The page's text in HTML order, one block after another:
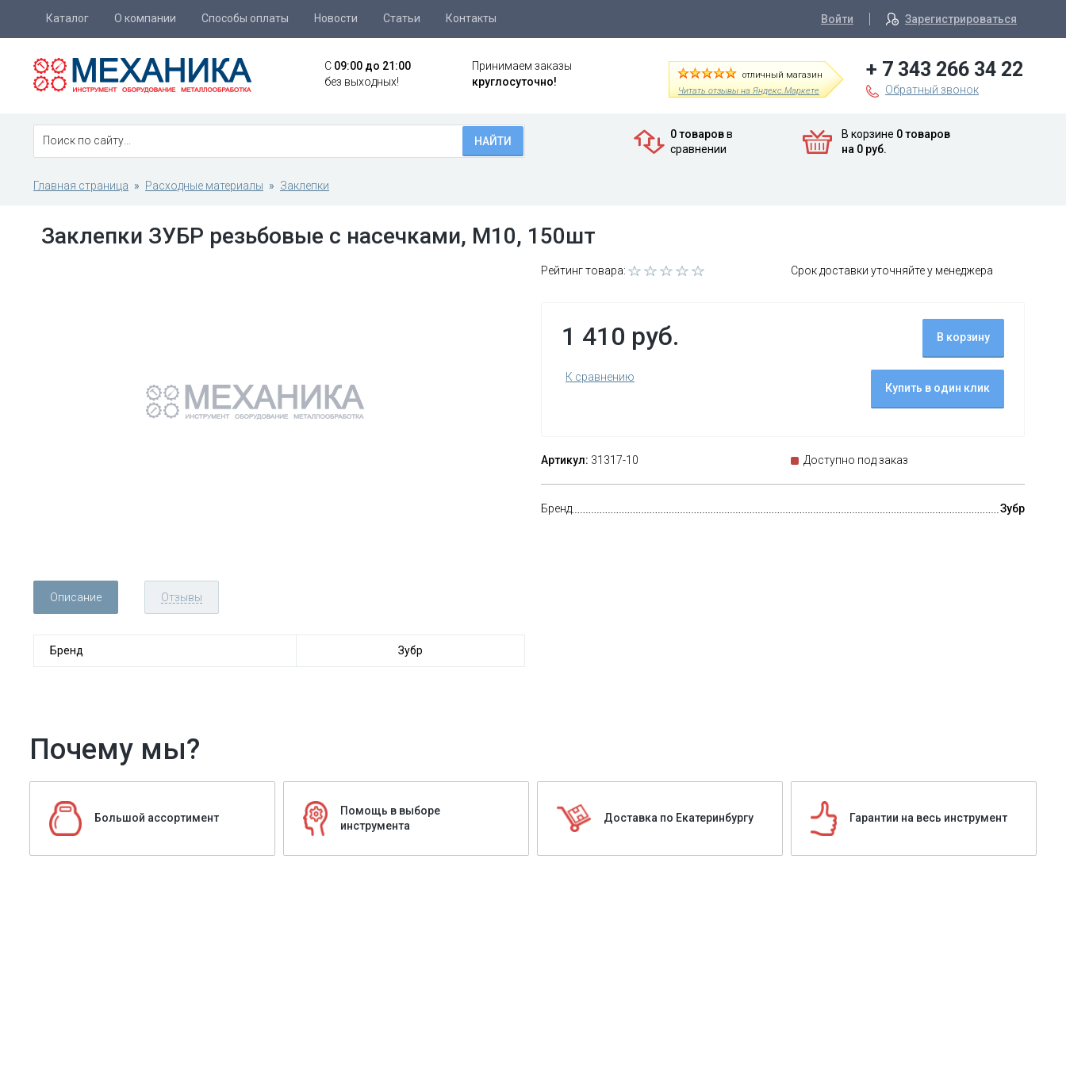
Каталог О компании Способы оплаты Новости Статьи Контакты Войти Зарегистрироваться
C 09:00 до 21:00
без выходных!
Принимаем заказы
круглосуточно!
отличный магазин
Читать отзывы на Яндекс.Маркете
+ 7 343 266 34 22
Обратный звонок
НАЙТИ
0 товаровв
сравнении
В корзине 0 товаров
на 0 руб.
Главная страница Расходные материалы Заклепки
Заклепки ЗУБР резьбовые с насечками, М10, 150шт
Рейтинг товара: Срок доставки уточняйте у менеджера
1 410 руб.
К сравнению
В корзину
Купить в один клик
Артикул: 31317-10 Доступно под заказ
Зубр
Бренд
Описание Отзывы
Бренд Зубр
Почему мы?
Большой ассортимент
Помощь в выборе
инструмента
Доставка по Екатеринбургу Гарантии на весь инструмент